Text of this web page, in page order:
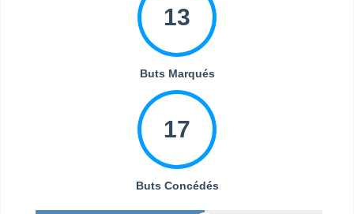
13
Buts Marqués
17
Buts Concédés